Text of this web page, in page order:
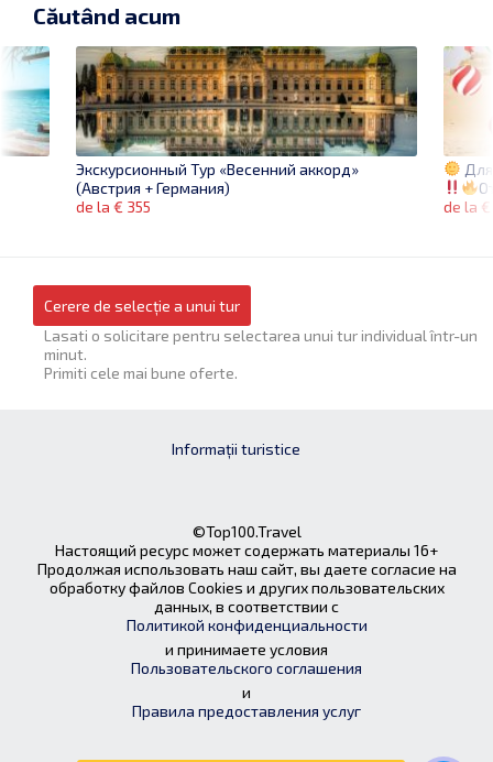
de la
Căutând acum
Экскурсионный Тур «Весенний аккорд»
(Австрия + Германия)
de la € 355
Cerere de selecție a unui tur
Lasati o solicitare pentru selectarea unui tur individual într-un
minut.
Primiti cele mai bune oferte.
Informații turistice
©Top100.Travel
Настоящий ресурс может содержать материалы 16+
Продолжая использовать наш сайт, вы даете согласие на
обработку файлов Cookies и других пользовательских
данных, в соответствии с
Политикой конфиденциальности
и принимаете условия
Пользовательского соглашения
и
Правила предоставления услуг